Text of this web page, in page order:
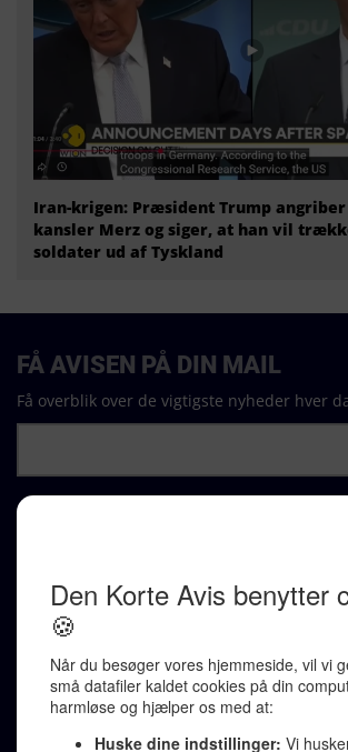
Iran-krigen: Præsident Trump
kansler Merz og siger, at han vil
soldater ud af Tyskland
Karen Jespersen
Redaktionen kontaktes via mail til
redaktion@denkorteavis.dk
Telefonsvarer 20 30 10 96
Von Ostensgade 22, 2791 Dragør
LINKS
FÅ AVISEN PÅ DIN MAIL
Få overblik over de vigtigste nyheder hver